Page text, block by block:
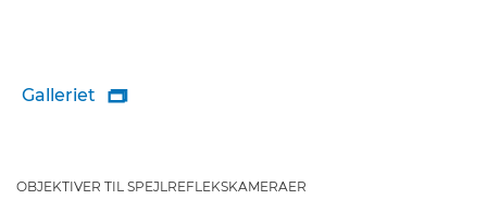
Galleriet 
OBJEKTIVER TIL SPEJLREFLEKSKAMERAER